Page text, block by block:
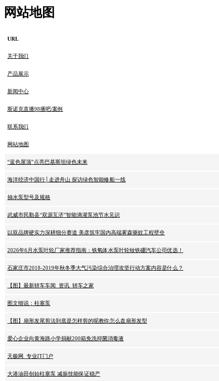
网站地图
URL
关于我们
产品展示
新闻中心
斯诺克直播98播吧/案例
联系我们
网站地图
“蓝色屋顶”点亮巴基斯坦绿色未来
海洋经济中国行│走进舟山 探访绿色智能修船一线
抽水泵型号及规格
武威市民勤县“双源互济”智能滴灌泵池节水见识
以双品牌硬实力深耕细分赛道 美彦筑牢国内高端雾森驱蚊工程壁垒
2026年6月水泵叶轮厂家推荐指南：铁氧体水泵叶轮钕铁硼汽车公司优选！
石家庄市2018-2019年秋冬季大气污染综合治理攻坚行动方案内容是什么？
【图】最新轿车车闻_资讯_轿车之家
图文细说：柱塞泵
【图】扇形发尾剪法到底是怎样剪的呢教你怎么盘扇形发型
爱心企业向黄海路小学捐献200箱免洗抑菌消毒液
天极网_专业IT门户
大港油田创始柱塞泵 减振技能保证稳产